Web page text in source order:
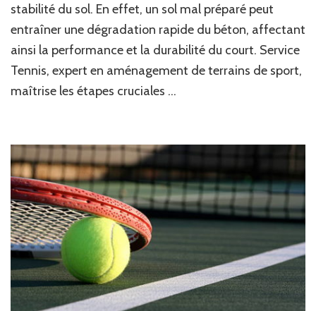
optimale
du
sol
pour
la
Construction
tennis
en
béton
poreux
à
Nice
stabilité du sol. En effet, un sol mal préparé peut
entraîner une dégradation rapide du béton, affectant
ainsi la performance et la durabilité du court. Service
Tennis, expert en aménagement de terrains de sport,
maîtrise les étapes cruciales …